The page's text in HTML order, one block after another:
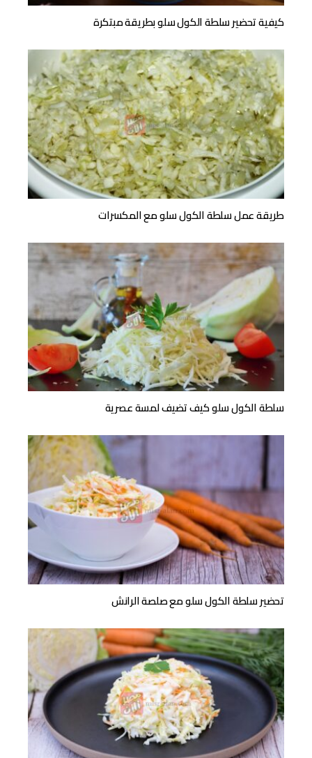
كيفية تحضير سلطة الكول سلو بطريقة مبتكرة
طريقة عمل سلطة الكول سلو مع المكسرات
سلطة الكول سلو كيف تضيف لمسة عصرية
تحضير سلطة الكول سلو مع صلصة الرانش